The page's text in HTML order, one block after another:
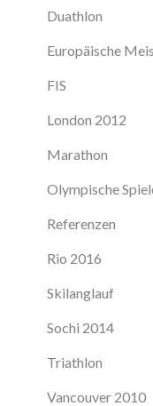
Duathlon
Europäische
FIS
London 2012
Marathon
Olympische
Referenzen
Rio 2016
Skilanglauf
Sochi 2014
Triathlon
Vancouver 2010